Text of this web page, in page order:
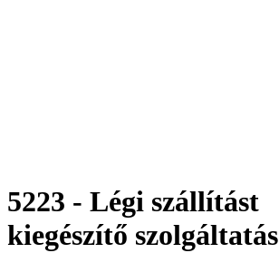
5223 - Légi szállítást
kiegészítő szolgáltatás